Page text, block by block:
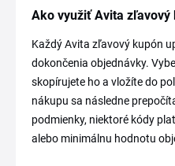
Ako využiť Avita zľavový
Každý Avita zľavový kupón
dokončenia objednávky.
skopírujete ho a vložíte do
nákupu sa následne
podmienky, niektoré kódy
alebo minimálnu hodnotu